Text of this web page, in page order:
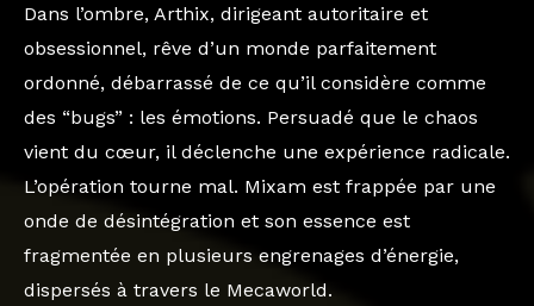
Dans l’ombre, Arthix, dirigeant autoritaire et
obsessionnel, rêve d’un monde parfaitement
ordonné, débarrassé de ce qu’il considère comme
des “bugs” : les émotions. Persuadé que le chaos
vient du cœur, il déclenche une expérience radicale.
L’opération tourne mal. Mixam est frappée par une
onde de désintégration et son essence est
fragmentée en plusieurs engrenages d’énergie,
dispersés à travers le Mecaworld.